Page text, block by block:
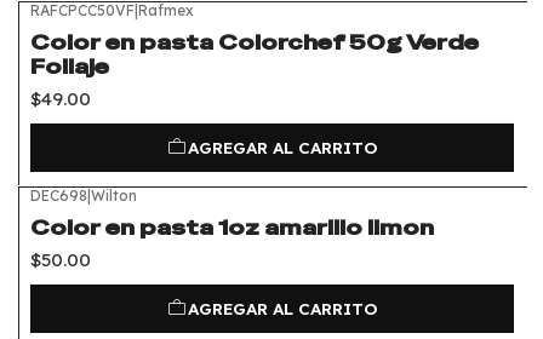
RAFCPCC50VF| Rafmex
Color en pasta Colorchef 50g Verde
Follaje
$49.00
AGREGAR AL CARRITO
DEC698 Wilton
Color en pasta 1oz amarillo limon
$50.00
AGREGAR AL CARRITO